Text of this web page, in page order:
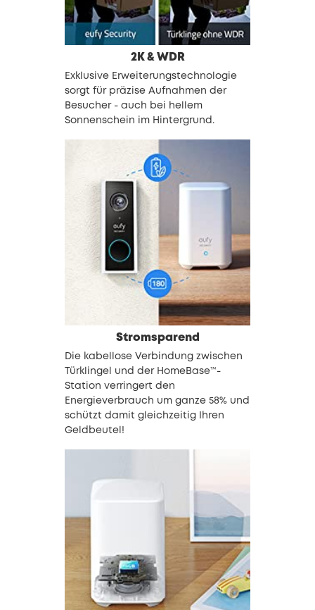
2K & WDR
Exklusive Erweiterungstechnologie
sorgt für präzise Aufnahmen der
Besucher - auch bei hellem
Sonnenschein im Hintergrund.
Stromsparend
Die kabellose Verbindung zwischen
Türklingel und der HomeBase™-
Station verringert den
Energieverbrauch um ganze 58% und
schützt damit gleichzeitig Ihren
Geldbeutel!